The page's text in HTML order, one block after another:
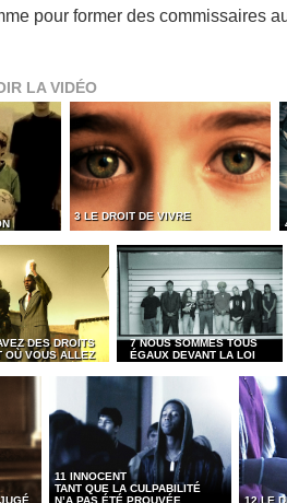
pour former des commissaires
LA VIDÉO
3 LE DROIT DE VIVRE
DES DROITS
OÙ VOUS ALLEZ
7 NOUS SOMMES TOUS
ÉGAUX DEVANT LA LOI
11 INNOCENT
TANT QUE LA CULPABILITÉ
N’A PAS ÉTÉ PROUVÉE
12 LE